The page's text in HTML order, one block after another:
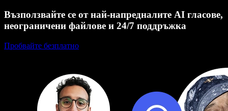
Възползвайте се от най-напредналите AI гласове,
неограничени файлове и 24/7 поддръжка
Пробвайте безплатно